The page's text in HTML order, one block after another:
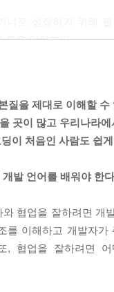
.
등을 알아본다.
위한 소통 도구를 소
질을 제대로 이해할 수
곳이 많고 우리나라
이 처음인 사람도 쉽
발 언어를 배워야 한
협업을 잘하려면 개
를 이해하고 개발자
, 협업을 잘하려면